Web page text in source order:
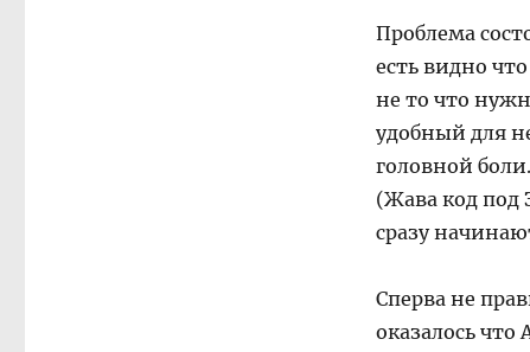
Проблема
есть видно
не то что
удобный для
головной
(Жава код под
сразу
Сперва не
оказалось